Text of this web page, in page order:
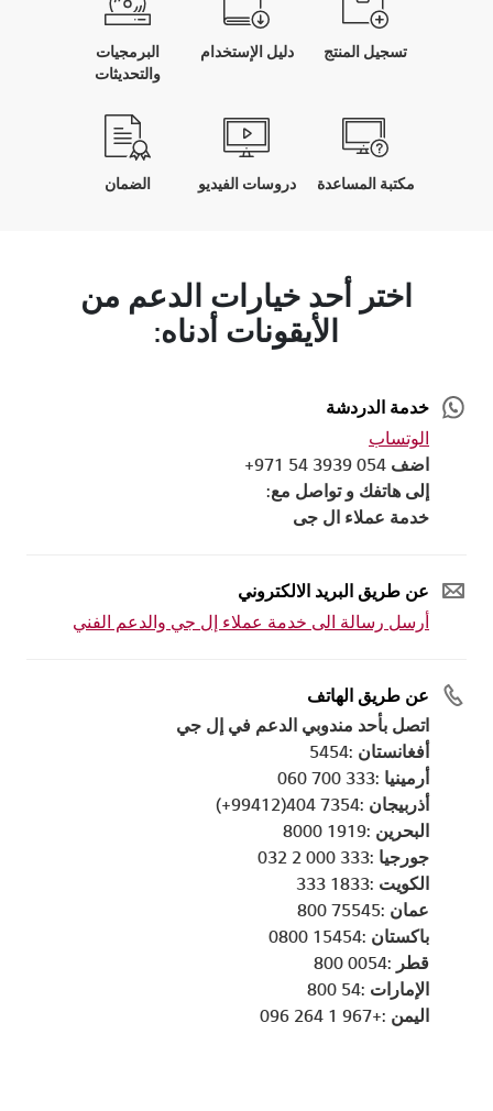
تسجيل المنتج دليل الإستخدام
البرمجيات
والتحديثات
مكتبة المساعدة دروسات الفيديو الضمان
اختر أحد خيارات الدعم من
الأيقونات أدناه:
خدمة الدردشة
الوتساب
اضف 054 3939 54 971+
إلى هاتفك و تواصل مع:
خدمة عملاء ال جى
عن طريق البريد الالكتروني
أرسل رسالة الى خدمة عملاء إل جي والدعم الفني
عن طريق الهاتف
اتصل بأحد مندوبي الدعم في إل جي
أفغانستان :5454
أرمينيا :333 700 060
أذربيجان :7354 404(99412+)
البحرين :1919 8000
جورجيا :333 000 2 032
الكويت :1833 333
عمان :75545 800
باكستان :15454 0800
قطر :0054 800
الإمارات :54 800
اليمن :+967 1 264 096